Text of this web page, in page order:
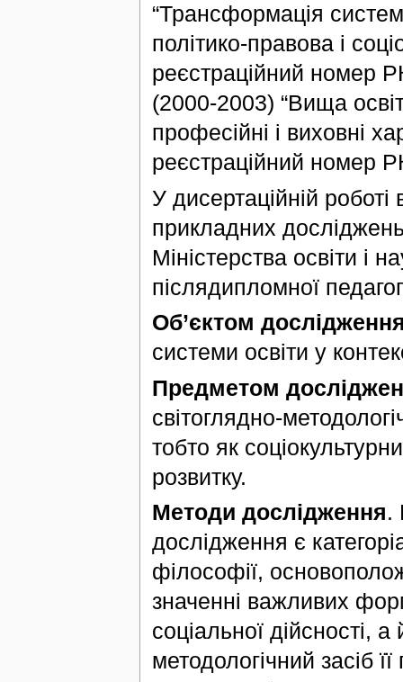
“Трансформація
політико-правова і
реєстраційний номер
(2000-2003) “Вища
професійні і виховні
реєстраційний номер
У дисертаційній
прикладних
Міністерства освіти і
післядипломної
Об’єктом
системи освіти у
Предметом
світоглядно-
тобто як
розвитку.
Методи дослідження.
дослідження є
філософії,
значенні важливих
соціальної дійсності,
методологічний засіб